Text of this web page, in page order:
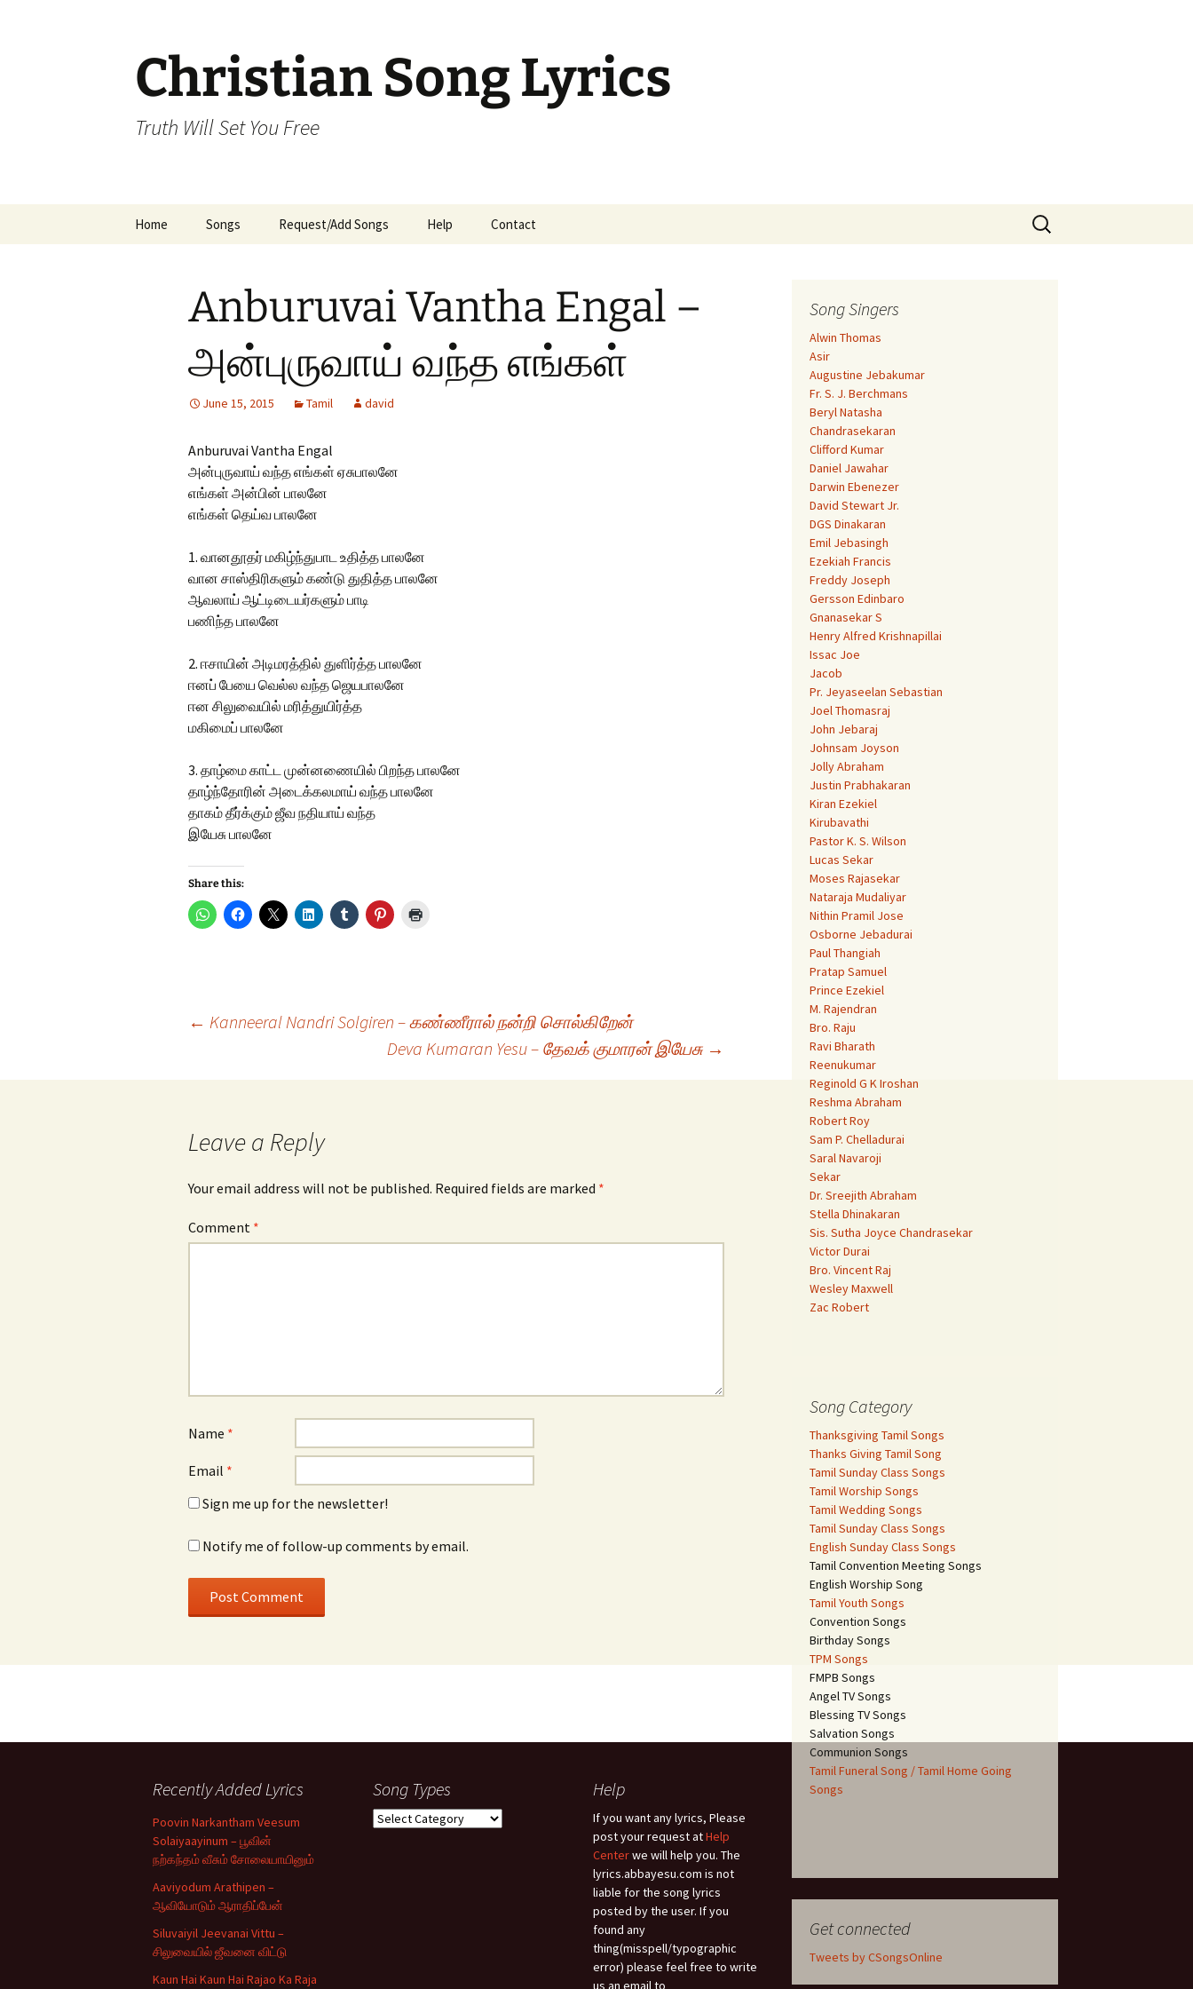
Christian Song Lyrics
Truth Will Set You Free
Home Songs
Malayalam Songs
Kannada Songs
Telugu Songs
English Songs English Sunday Class
Songs
Request/Add Songs Help Contact
Search
for:
Anburuvai Vantha Engal –
அன்புருவாய் வந்த எங்கள்
June 15, 2015 Tamil david
Anburuvai Vantha Engal
அன்புருவாய் வந்த எங்கள் ஏசுபாலனே
எங்கள் அன்பின் பாலனே
எங்கள் தெய்வ பாலனே
1. வானதூதர் மகிழ்ந்துபாட உதித்த பாலனே
வான சாஸ்திரிகளும் கண்டு துதித்த பாலனே
ஆவலாய் ஆட்டிடையர்களும் பாடி
பணிந்த பாலனே
2. ஈசாயின் அடிமரத்தில் துளிர்த்த பாலனே
ஈனப் பேயை வெல்ல வந்த ஜெயபாலனே
ஈன சிலுவையில் மரித்துயிர்த்த
மகிமைப் பாலனே
3. தாழ்மை காட்ட முன்னணையில் பிறந்த பாலனே
தாழ்ந்தோரின் அடைக்கலமாய் வந்த பாலனே
தாகம் தீர்க்கும் ஜீவ நதியாய் வந்த
இயேசு பாலனே
Share this:
navigation
← Kanneeral Nandri Solgiren – கண்ணீரால் நன்றி சொல்கிறேன்
Deva Kumaran Yesu – தேவக் குமாரன் இயேசு →
Leave a Reply
Your email address will not be published. Required fields are marked *
Comment *
Name *
Email *
Sign me up for the newsletter!
Notify me of follow-up comments by email.
Song Singers
Alwin Thomas
Asir
Augustine Jebakumar
Fr. S. J. Berchmans
Beryl Natasha
Chandrasekaran
Clifford Kumar
Daniel Jawahar
Darwin Ebenezer
David Stewart Jr.
DGS Dinakaran
Emil Jebasingh
Ezekiah Francis
Freddy Joseph
Gersson Edinbaro
Gnanasekar S
Henry Alfred Krishnapillai
Issac Joe
Jacob
Pr. Jeyaseelan Sebastian
Joel Thomasraj
John Jebaraj
Johnsam Joyson
Jolly Abraham
Justin Prabhakaran
Kiran Ezekiel
Kirubavathi
Pastor K. S. Wilson
Lucas Sekar
Moses Rajasekar
Nataraja Mudaliyar
Nithin Pramil Jose
Osborne Jebadurai
Paul Thangiah
Pratap Samuel
Prince Ezekiel
M. Rajendran
Bro. Raju
Ravi Bharath
Reenukumar
Reginold G K Iroshan
Reshma Abraham
Robert Roy
Sam P. Chelladurai
Saral Navaroji
Sekar
Dr. Sreejith Abraham
Stella Dhinakaran
Sis. Sutha Joyce Chandrasekar
Victor Durai
Bro. Vincent Raj
Wesley Maxwell
Zac Robert
Song Category
Thanksgiving Tamil Songs
Thanks Giving Tamil Song
Tamil Sunday Class Songs
Tamil Worship Songs
Tamil Wedding Songs
Tamil Sunday Class Songs
English Sunday Class Songs
Tamil Convention Meeting Songs
English Worship Song
Tamil Youth Songs
Convention Songs
Birthday Songs
TPM Songs
FMPB Songs
Angel TV Songs
Blessing TV Songs
Salvation Songs
Communion Songs
Tamil Funeral Song / Tamil Home Going
Songs
Get connected
Tweets by CSongsOnline
Recently Added Lyrics
Poovin Narkantham Veesum
Solaiyaayinum – பூவின்
நற்கந்தம் வீசும் சோலையாயினும்
Aaviyodum Arathipen –
ஆவியோடும் ஆராதிப்பேன்
Siluvaiyil Jeevanai Vittu –
சிலுவையில் ஜீவனை விட்டு
Kaun Hai Kaun Hai Rajao Ka Raja
Song Types
Song
Help
If you want any lyrics, Please
post your request atHelp
Centerwe will help you. The
lyrics.abbayesu.com is not
liable for the song lyrics
posted by the user. If you
found any
thing(misspell/typographic
error) please feel free to write
us an email to